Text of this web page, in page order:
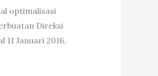
optimalisasi
Direksi
Januari 2016,